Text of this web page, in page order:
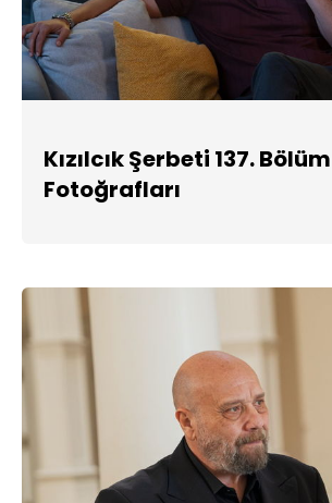
Kızılcık Şerbeti 137. Bölüm
Fotoğrafları